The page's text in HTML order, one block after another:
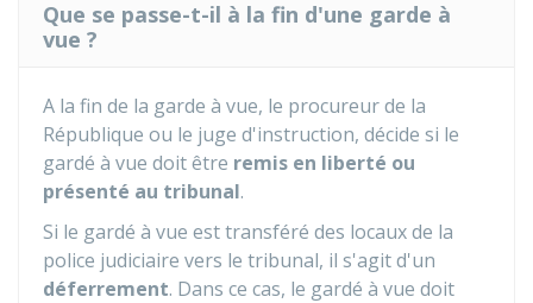
Que se passe-t-il à la fin d'une garde à
vue ?
A la fin de la garde à vue, le procureur de la
République ou le juge d'instruction, décide si le
gardé à vue doit être remis en liberté ou
présenté au tribunal.
Si le gardé à vue est transféré des locaux de la
police judiciaire vers le tribunal, il s'agit d'un
déferrement. Dans ce cas, le gardé à vue doit